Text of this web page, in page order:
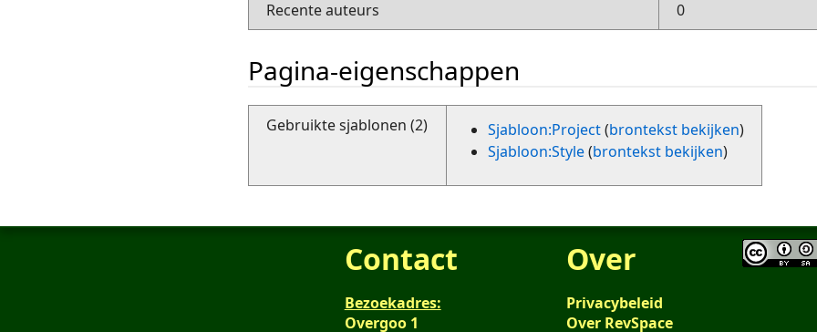
Recente auteurs
0
Pagina-eigenschappen
Gebruikte sjablonen (2) Sjabloon:Project(brontekst bekijken)
Sjabloon:Style(brontekst bekijken)
Contact
Bezoekadres:
Overgoo 1
Over
Privacybeleid
Over RevSpace